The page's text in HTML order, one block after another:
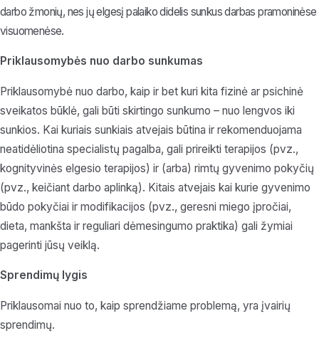
darbo žmonių, nes jų elgesį palaiko didelis sunkus darbas pramoninėse
visuomenėse.
Priklausomybės nuo darbo sunkumas
Priklausomybė nuo darbo, kaip ir bet kuri kita fizinė ar psichinė
sveikatos būklė, gali būti skirtingo sunkumo – nuo lengvos iki
sunkios. Kai kuriais sunkiais atvejais būtina ir rekomenduojama
neatidėliotina specialistų pagalba, gali prireikti terapijos (pvz.,
kognityvinės elgesio terapijos) ir (arba) rimtų gyvenimo pokyčių
(pvz., keičiant darbo aplinką). Kitais atvejais kai kurie gyvenimo
būdo pokyčiai ir modifikacijos (pvz., geresni miego įpročiai,
dieta, mankšta ir reguliari dėmesingumo praktika) gali žymiai
pagerinti jūsų veiklą.
Sprendimų lygis
Priklausomai nuo to, kaip sprendžiame problemą, yra įvairių
sprendimų.